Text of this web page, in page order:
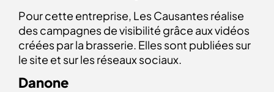
Pour cette entreprise, Les Causantes réalise
des campagnes de visibilité grâce aux vidéos
créées par la brasserie. Elles sont publiées sur
le site et sur les réseaux sociaux.
Danone